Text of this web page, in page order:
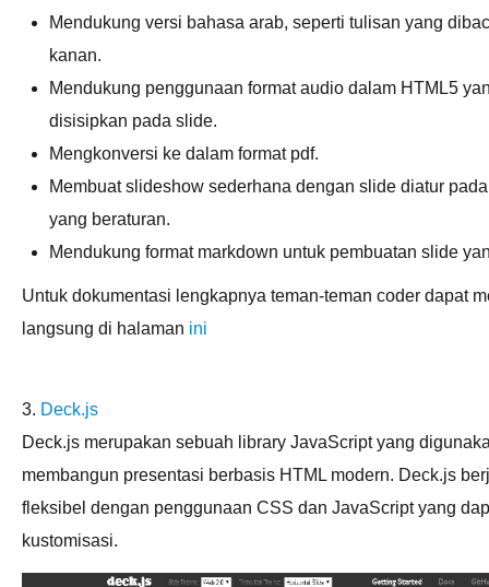
Mendukung versi bahasa arab, seperti tulisan yang
kanan.
Mendukung penggunaan format audio dalam HTML5
disisipkan pada slide.
Mengkonversi ke dalam format pdf.
Membuat slideshow sederhana dengan slide diatur
yang beraturan.
Mendukung format markdown untuk pembuatan slide
Untuk dokumentasi lengkapnya teman-teman coder dapat
langsung di halaman ini
3. Deck.js
Deck.js merupakan sebuah library JavaScript yang
membangun presentasi berbasis HTML modern. Deck.js
fleksibel dengan penggunaan CSS dan JavaScript yang
kustomisasi.